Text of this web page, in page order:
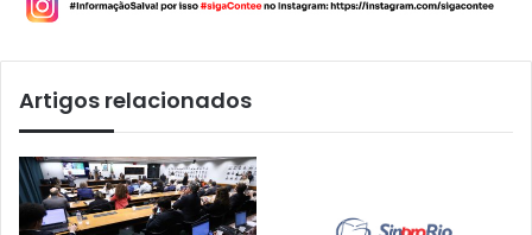
Artigos relacionados